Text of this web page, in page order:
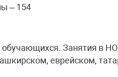
– 154
Занятия в
еврейском,